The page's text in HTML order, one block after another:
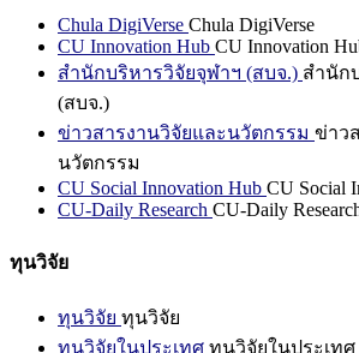
Chula DigiVerse Chula DigiVerse
CU Innovation Hub CU Innovation
สำนักบริหารวิจัยจุฬาฯ (สบจ.) สำนัก
(สบจ.)
ข่าวสารงานวิจัยและนวัตกรรม ข่าว
นวัตกรรม
CU Social Innovation Hub CU Social
CU-Daily Research CU-Daily
ทุนวิจัย
ทุนวิจัย ทุนวิจัย
ทุนวิจัยในประเทศ ทุนวิจัยในประเทศ